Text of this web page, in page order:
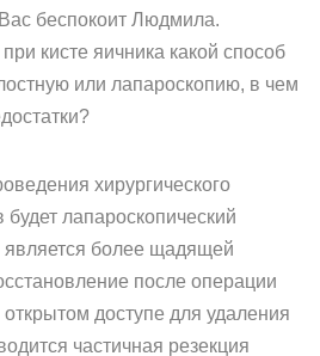
беспокоит Людмила.
кисте яичника какой способ
или лапароскопию, в чем
хирургического
будет лапароскопический
является более щадящей
после операции
доступе для удаления
частичная резекция